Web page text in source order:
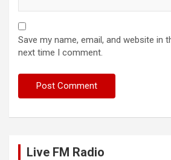
Save my name, email, and website in
next time I comment.
Live FM Radio